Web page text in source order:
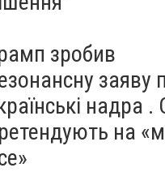
зробив
заяву
надра
на